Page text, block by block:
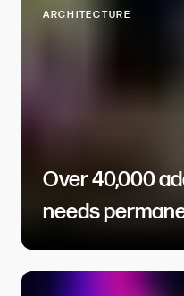
ARCHITECTURE​​​​‌ ‍ ​‍​‍‌‍ ‌ ​‍‌‍‍‌‌‍‌ ‌‍‍‌‌‍ ‍​‍​‍​ ‍‍​‍​‍‌ ​ ‌‍​‌‌‍ ‍‌‍‍‌‌ ‌​‌ ‍‌​‍ ‍‌‍‍‌‌‍ ​‍​‍​‍ ​​‍​‍‌‍‍​‌ ​‍‌‍‌‌‌‍‌‍​‍​‍​ ‍‍​‍​‍​‍ ‌ ​ ‌ ‌​‌ ‌‌‌‍‌​‌‍‍‌‌‍ ​‍ ‌‍‍‌‌‍ ‍‌ ‌​‌‍‌‌‌‍ ‍‌ ‌​​‍ ‌‍‌‌‌‍‌​‌‍‍‌‌ ‌​​‍ ‌‍ ‌‌‍ ‌‍‌​‌‍‌‌​ ‌‌ ​​‌ ​‍‌‍‌‌‌ ​ ‌‍‌‌‌‍ ‍‌ ‌​‌‍​‌‌ ‌​‌‍‍‌‌‍ ‌‍ ‍​ ‍ ‌‍‍‌‌‍‌​​ ‌​ ‌‌‌‍‌‌‌‍‌‌‌‍‌‌‌‍‌‌‌‍‌‍‌‍​‍​ ‌​​‍ ‌‌‍​‍​ ‌‌‌‍​‌‌‍‌‍​‍ ‌​ ‌​​ ‌​​ ​ ​ ‌‌​‍ ‌​ ‍​‌‍​‍​ ​‌​ ​​​‍ ‌‌‍​‌​ ​‍​ ‍‌‌‍​‍‌‍‌‍‌‍‌‌​ ​ ​ ‌‌​ ‌‌‌‍​ ​ ​ ​ ‌ ​ ‍ ‌ ‌​‌ ‍‌‌ ​​‌‍‌‌​ ‌‌‍‍‌‌‍ ‍‌‍‌​‌ ‌‌‌ ​ ‌ ‌​‌ ​‍‌ ‍‌​ ‍ ‌ ​​‌‍​‌‌ ‌​‌‍‍​​ ‌‌ ‌​‌‍‍‌‌ ‌​‌‍ ​‌‍‌‌​ ‌‍​‍‌‍​‌‌ ​ ‌‍‌‌‌‌‌‌‌ ​‍‌‍ ​​ ‌​‍‌‌​ ​‍‌​‌‍‌ ​ ‌ ‌​‌ ‌‌‌‍‌​‌‍‍‌‌‍ ​‍‌‍‌‍‍‌‌‍‌​​ ‌​ ‌‌‌‍‌‌‌‍‌‌‌‍‌‌‌‍‌‌‌‍‌‍‌‍​‍​ ‌​​‍ ‌‌‍​‍​ ‌‌‌‍​‌‌‍‌‍​‍ ‌​ ‌​​ ‌​​ ​ ​ ‌‌​‍ ‌​ ‍​‌‍​‍​ ​‌​ ​​​‍ ‌‌‍​‌​ ​‍​ ‍‌‌‍​‍‌‍‌‍‌‍‌‌​ ​ ​ ‌‌​ ‌‌‌‍​ ​ ​ ​ ‌ ​‍‌‍‌ ‌​‌ ‍‌‌ ​​‌‍‌‌​ ‌‌‍‍‌‌‍ ‍‌‍‌​‌ ‌‌‌ ​ ‌ ‌​‌ ​‍‌ ‍‌​‍‌‍‌ ​​‌‍​‌‌ ‌​‌‍‍​​ ‌‌ ‌​‌‍‍‌‌ ‌​‌‍ ​‌‍‌‌​‍‌‍‌ ​​‌‍‌‌‌ ​‍‌ ​ ‌ ​​‌‍‌‌‌‍​ ‌ ‌​‌‍‍‌‌ ‌‍‌‍‌‌​ ‌‌ ​​‌ ‌‌‌‍​‍‌‍ ​‌‍‍‌‌ ​ ‌‍‍​‌‍‌‌‌‍‌​​‍​‍‌ ‌
Over 40,000
needs permanent control​​​​‌